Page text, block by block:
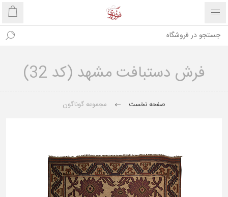
فرش دستبافت مشهد (کد 32)
صفحه نخست مجموعه گوناگون